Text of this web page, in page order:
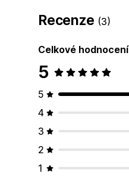
Recenze (3)
Celkové hodnocení
5
5
4
3
2
1